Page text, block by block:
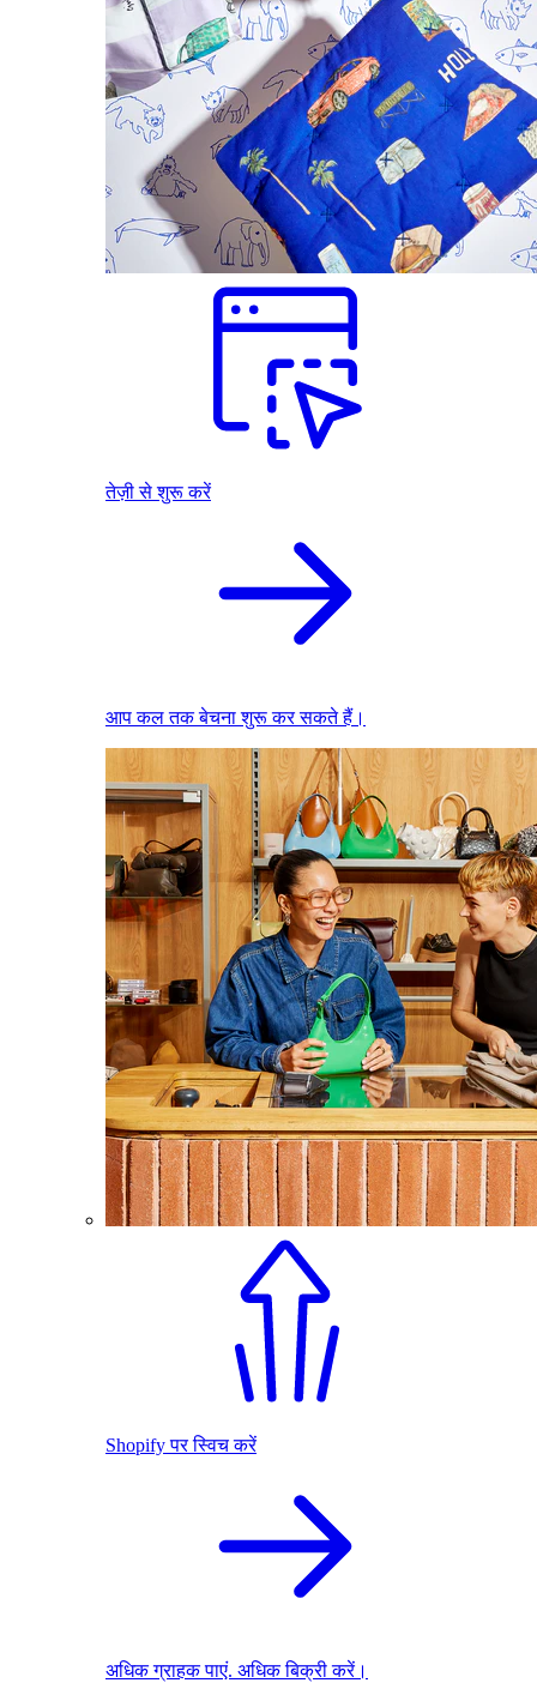
तेज़ी से शुरू करें
आप कल तक बेचना शुरू कर सकते हैं।
Shopify पर स्विच करें
अधिक ग्राहक पाएं. अधिक बिक्री करें।